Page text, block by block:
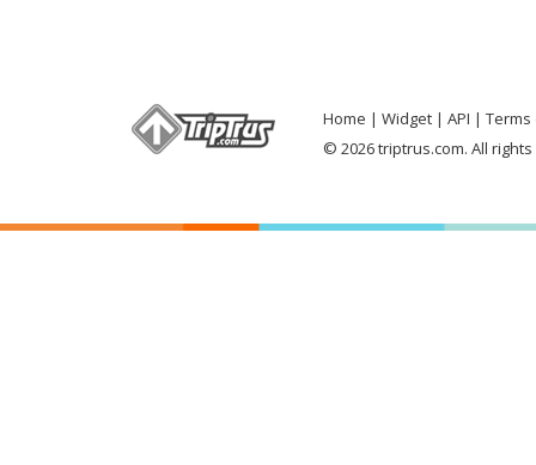
Home Widget API
Terms
© 2026 triptrus.com. All